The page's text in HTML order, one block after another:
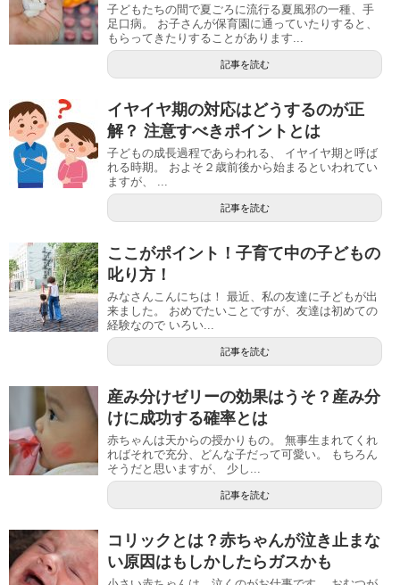
子どもたちの間で夏ごろに流行る夏風邪の一種、手
足口病。 お子さんが保育園に通っていたりすると、
もらってきたりすることがあります...
記事を読む
イヤイヤ期の対応はどうするのが正
解？ 注意すべきポイントとは
子どもの成長過程であらわれる、 イヤイヤ期と呼ば
れる時期。 およそ２歳前後から始まるといわれてい
ますが、 ...
記事を読む
ここがポイント！子育て中の子どもの
叱り方！
みなさんこんにちは！ 最近、私の友達に子どもが出
来ました。 おめでたいことですが、友達は初めての
経験なので いろい...
記事を読む
産み分けゼリーの効果はうそ？産み分
けに成功する確率とは
赤ちゃんは天からの授かりもの。 無事生まれてくれ
ればそれで充分、どんな子だって可愛い。 もちろん
そうだと思いますが、 少し...
記事を読む
コリックとは？赤ちゃんが泣き止まな
い原因はもしかしたらガスかも